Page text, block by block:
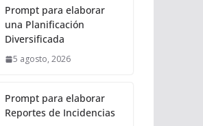
Prompt para elaborar
una Planificación
Diversificada
5 agosto, 2026
Prompt para elaborar
Reportes de Incidencias